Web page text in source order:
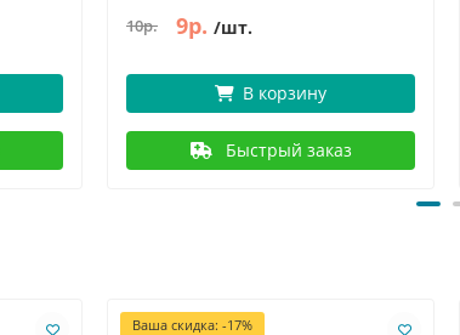
10р. 9р. /шт.
В корзину
Быстрый заказ
Ваша скидка: -17%